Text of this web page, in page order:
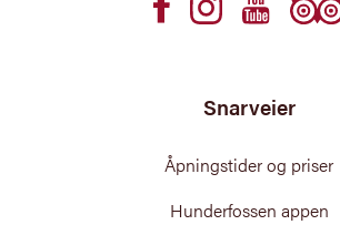
Snarveier
Åpningstider og priser
Hunderfossen appen